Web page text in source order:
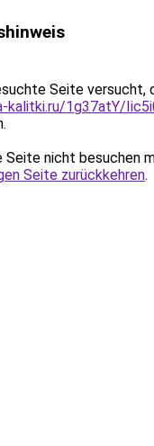
Seite versucht,
1g37atY/
Seite nicht besuchen
Seite zurückkehren.